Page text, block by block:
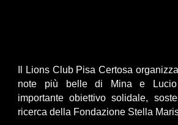
Lions Club Pisa Certosa
note più belle di Mina e
importante obiettivo solidale,
ricerca della Fondazione Stella